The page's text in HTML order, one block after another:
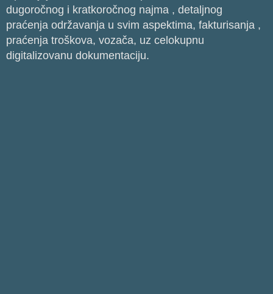
dugoročnog i kratkoročnog najma , detaljnog
praćenja održavanja u svim aspektima, fakturisanja ,
praćenja troškova, vozača, uz celokupnu
digitalizovanu dokumentaciju.